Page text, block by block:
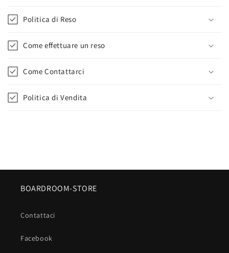
Politica di Reso
Come effettuare un reso
Come Contattarci
Politica di Vendita
BOARDROOM-STORE
Contattaci
Facebook